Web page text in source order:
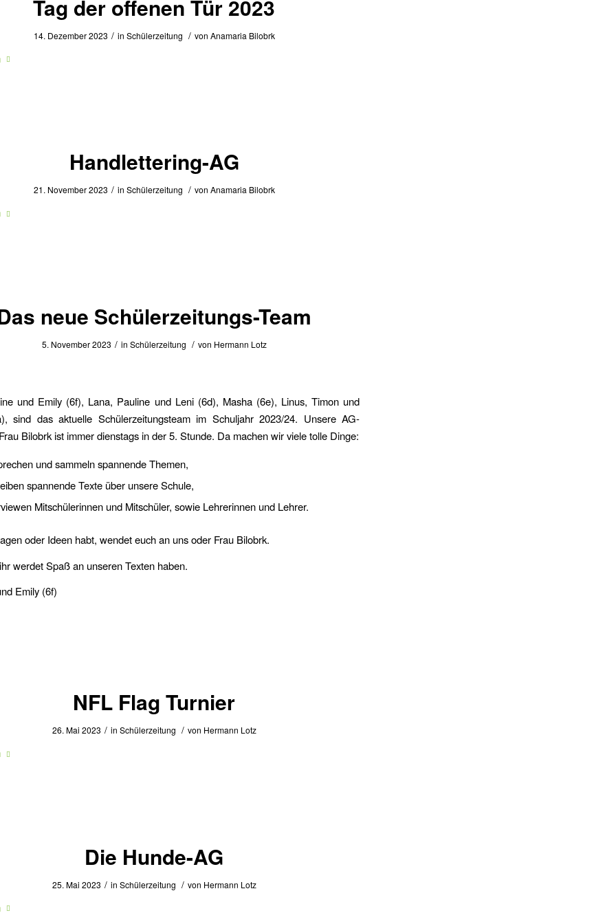
Tag der offenen Tür 2023
14. Dezember 2023 / in Schülerzeitung / von Anamaria Bilobrk
Handlettering-AG
21. November 2023 / in Schülerzeitung / von Anamaria Bilobrk
neue Schülerzeitungs-Team
5. November 2023 / in Schülerzeitung / von Hermann Lotz
und Emily (6f), Lana, Pauline und Leni (6d), Masha (6e), Linus, Timon und
sind das aktuelle Schülerzeitungsteam im Schuljahr 2023/24. Unsere AG-
Bilobrk ist immer dienstags in der 5. Stunde. Da machen wir viele tolle Dinge:
und sammeln spannende Themen,
spannende Texte über unsere Schule,
Mitschülerinnen und Mitschüler, sowie Lehrerinnen und Lehrer.
oder Ideen habt, wendet euch an uns oder Frau Bilobrk.
werdet Spaß an unseren Texten haben.
Emily (6f)
NFL Flag Turnier
26. Mai 2023 / in Schülerzeitung / von Hermann Lotz
Die Hunde-AG
25. Mai 2023 / in Schülerzeitung / von Hermann Lotz